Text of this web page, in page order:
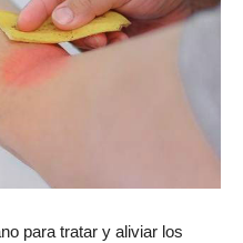
para tratar y aliviar los